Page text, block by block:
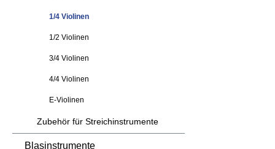
1/4 Violinen
1/2 Violinen
3/4 Violinen
4/4 Violinen
E-Violinen
Zubehör für Streichinstrumente
Blasinstrumente